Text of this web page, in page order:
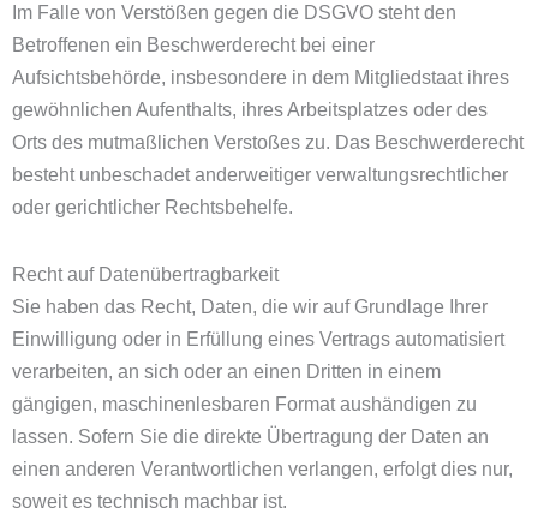
Im Falle von Verstößen gegen die DSGVO steht den
Betroffenen ein Beschwerderecht bei einer
Aufsichtsbehörde, insbesondere in dem Mitgliedstaat ihres
gewöhnlichen Aufenthalts, ihres Arbeitsplatzes oder des
Orts des mutmaßlichen Verstoßes zu. Das Beschwerderecht
besteht unbeschadet anderweitiger verwaltungsrechtlicher
oder gerichtlicher Rechtsbehelfe.
Recht auf Daten­übertrag­barkeit
Sie haben das Recht, Daten, die wir auf Grundlage Ihrer
Einwilligung oder in Erfüllung eines Vertrags automatisiert
verarbeiten, an sich oder an einen Dritten in einem
gängigen, maschinenlesbaren Format aushändigen zu
lassen. Sofern Sie die direkte Übertragung der Daten an
einen anderen Verantwortlichen verlangen, erfolgt dies nur,
soweit es technisch machbar ist.